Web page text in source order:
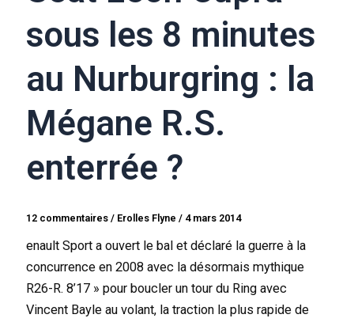
sous les 8 minutes
au Nurburgring : la
Mégane R.S.
enterrée ?
12 commentaires / Erolles Flyne/ 4 mars 2014
enault Sport a ouvert le bal et déclaré la guerre à la
concurrence en 2008 avec la désormais mythique
R26-R. 8’17 » pour boucler un tour du Ring avec
Vincent Bayle au volant, la traction la plus rapide de